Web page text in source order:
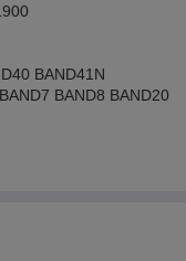
BAND41N
BAND8 BAND20